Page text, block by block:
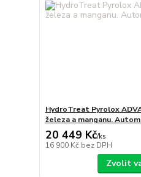
HydroTreat Pyrolox
železa a manganu.
20 449 Kč/ks
16 900 Kč bez DPH
Zvolit